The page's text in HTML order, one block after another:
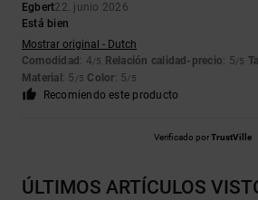
Egbert22. junio 2026
Está bien
Mostrar original - Dutch
Comodidad : 4/5 Relación calidad-precio: 5/5
Material : 5 /5 Color: 5/5
Recomiendo este producto
Verificado porTrustVille
ÚLTIMOS ARTÍCULOS